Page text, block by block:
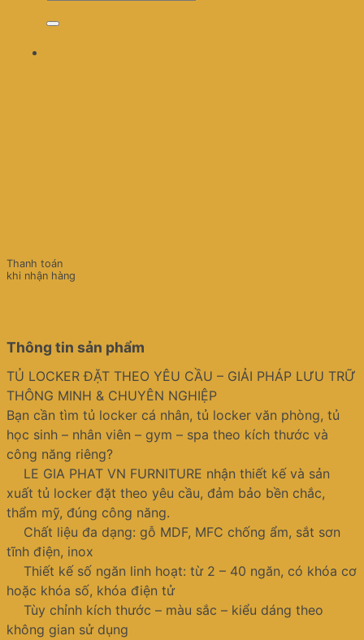
Thanh toán
khi nhận hàng
Thông tin sản phẩm
TỦ LOCKER ĐẶT THEO YÊU CẦU – GIẢI PHÁP LƯU TRỮ
THÔNG MINH & CHUYÊN NGHIỆP
Bạn cần tìm tủ locker cá nhân, tủ locker văn phòng, tủ
học sinh – nhân viên – gym – spa theo kích thước và
công năng riêng?
LE GIA PHAT VN FURNITURE nhận thiết kế và sản
xuất tủ locker đặt theo yêu cầu, đảm bảo bền chắc,
thẩm mỹ, đúng công năng.
Chất liệu đa dạng: gỗ MDF, MFC chống ẩm, sắt sơn
tĩnh điện, inox
Thiết kế số ngăn linh hoạt: từ 2 – 40 ngăn, có khóa cơ
hoặc khóa số, khóa điện tử
Tùy chỉnh kích thước – màu sắc – kiểu dáng theo
không gian sử dụng